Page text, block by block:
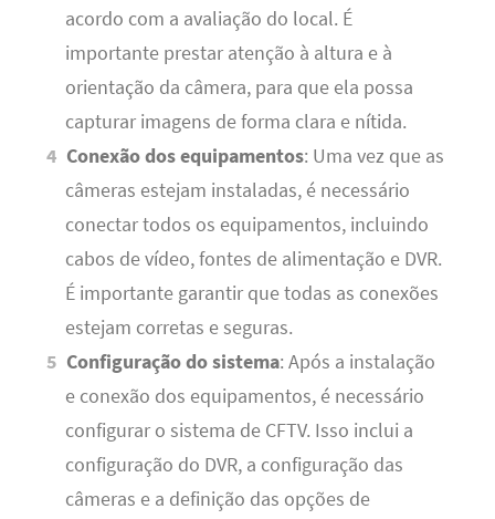
acordo com a avaliação do local. É
importante prestar atenção à altura e à
orientação da câmera, para que ela possa
capturar imagens de forma clara e nítida.
Conexão dos equipamentos: Uma vez que as
câmeras estejam instaladas, é necessário
conectar todos os equipamentos, incluindo
cabos de vídeo, fontes de alimentação e DVR.
É importante garantir que todas as conexões
estejam corretas e seguras.
Configuração do sistema: Após a instalação
e conexão dos equipamentos, é necessário
configurar o sistema de CFTV. Isso inclui a
configuração do DVR, a configuração das
câmeras e a definição das opções de